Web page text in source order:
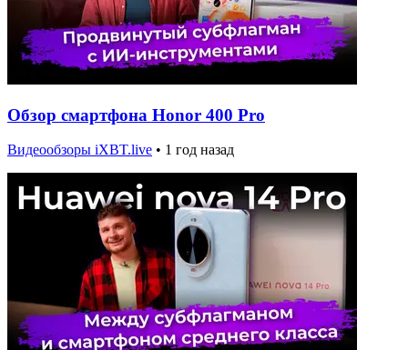
Обзор смартфона Honor 400 Pro
Видеообзоры iXBT.live • 1 год назад